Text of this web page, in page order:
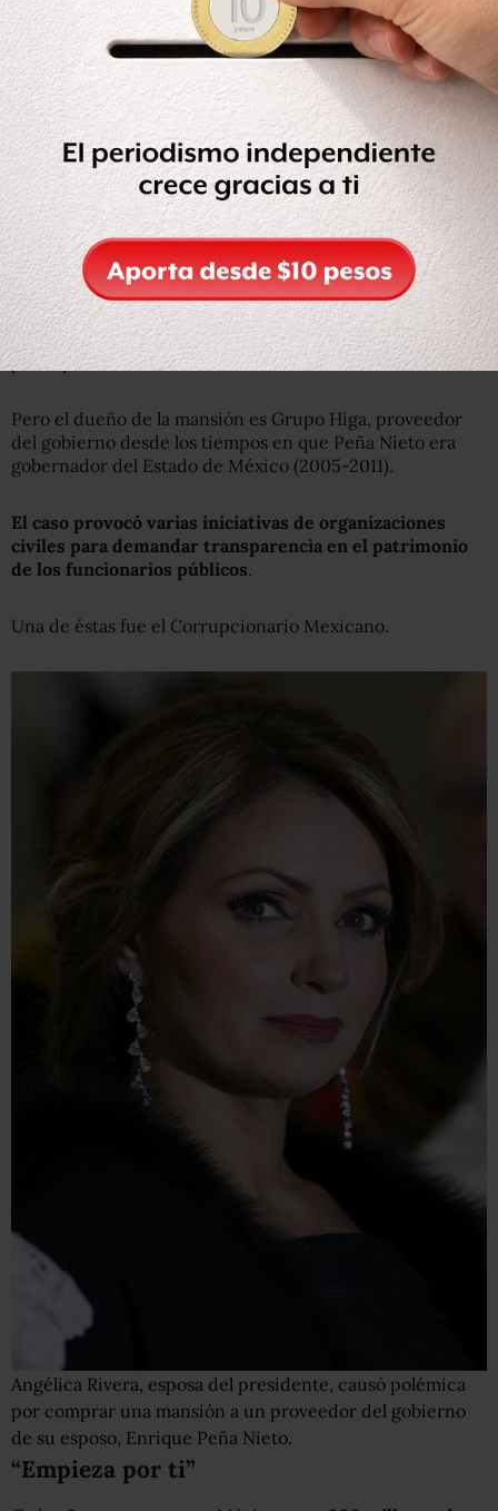
El gobierno del presidente Enrique Peña ha enfrentado
varios escándalos de corrupción.
O la “Casa Blanca”, otro término incluido en el
diccionario y que se refiere a la mansión de Angélica
Rivera, esposa del presidente Enrique Peña Nieto.
Oficialmente la propiedad, valuada en US$27 millones,
fue comprada por la primera dama con la indemnización
que recibió por su trabajo como actriz en Televisa, la
principal televisora de México.
Pero el dueño de la mansión es Grupo Higa, proveedor
del gobierno desde los tiempos en que Peña Nieto era
gobernador del Estado de México (2005-2011).
El caso provocó varias iniciativas de organizaciones
civiles para demandar transparencia en el patrimonio
de los funcionarios públicos.
Una de éstas fue el Corrupcionario Mexicano.
Angélica Rivera, esposa del presidente, causó polémica
por comprar una mansión a un proveedor del gobierno
de su esposo, Enrique Peña Nieto.
“Empieza por ti”